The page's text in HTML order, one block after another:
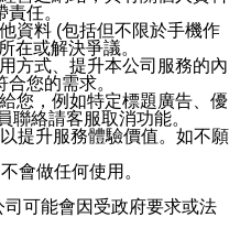
任。
資料 (包括但不限於手機作
在或解決爭議。
方式、提升本公司服務的內
您的需求。
您，例如特定標題廣告、優
絡請客服取消功能。
提升服務體驗價值。如不願
會做任何使用。
可能會因受政府要求或法